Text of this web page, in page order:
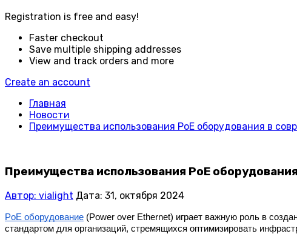
Registration is free and easy!
Faster checkout
Save multiple shipping addresses
View and track orders and more
Create an account
Главная
Новости
Преимущества использования PoE оборудования в
Преимущества использования PoE
Автор: vialight Дата: 31, октября 2024
PoE оборудование (Power over Ethernet) играет важную роль в
стандартом для организаций, стремящихся оптимизировать